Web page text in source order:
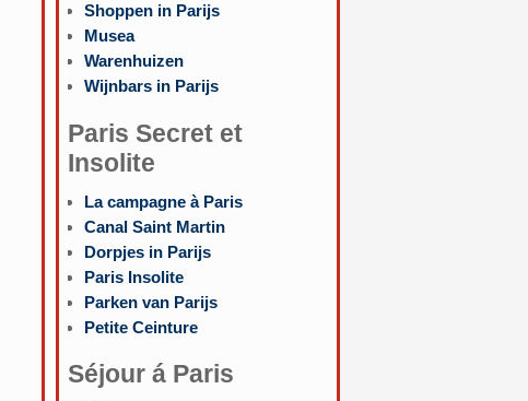
Shoppen in Parijs
Musea
Warenhuizen
Wijnbars in Parijs
Paris Secret et
Insolite
La campagne à Paris
Canal Saint Martin
Dorpjes in Parijs
Paris Insolite
Parken van Parijs
Petite Ceinture
Séjour á Paris